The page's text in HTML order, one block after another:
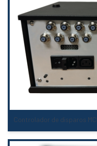
Controlador de disparos